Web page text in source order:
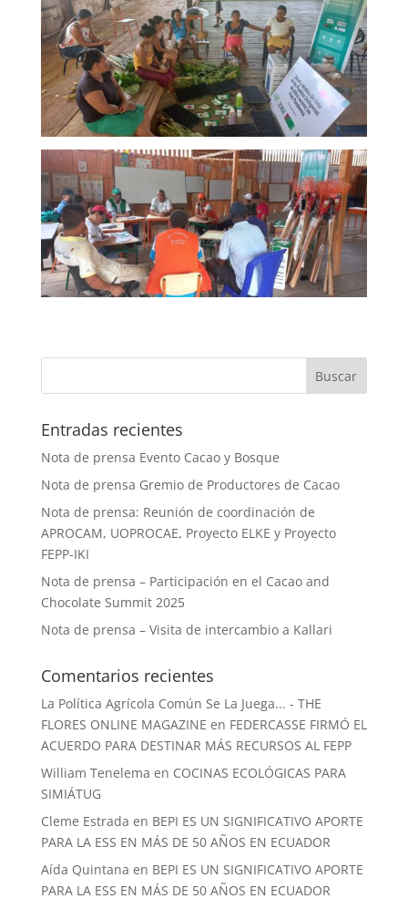
Entradas recientes
Nota de prensa Evento Cacao y Bosque
Nota de prensa Gremio de Productores de Cacao
Nota de prensa: Reunión de coordinación de
APROCAM, UOPROCAE, Proyecto ELKE y Proyecto
FEPP-IKI
Nota de prensa – Participación en el Cacao and
Chocolate Summit 2025
Nota de prensa – Visita de intercambio a Kallari
Comentarios recientes
La Política Agrícola Común Se La Juega... - THE
FLORES ONLINE MAGAZINE en FEDERCASSE FIRMÓ EL
ACUERDO PARA DESTINAR MÁS RECURSOS AL FEPP
William Tenelema en COCINAS ECOLÓGICAS PARA
SIMIÁTUG
Cleme Estrada en BEPI ES UN SIGNIFICATIVO APORTE
PARA LA ESS EN MÁS DE 50 AÑOS EN ECUADOR
Aída Quintana en BEPI ES UN SIGNIFICATIVO APORTE
PARA LA ESS EN MÁS DE 50 AÑOS EN ECUADOR